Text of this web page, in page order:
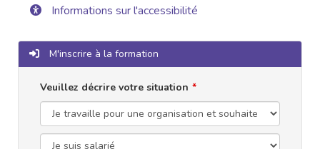
Informations sur l'accessibilité
M'inscrire à la formation
Veuillez décrire votre situation